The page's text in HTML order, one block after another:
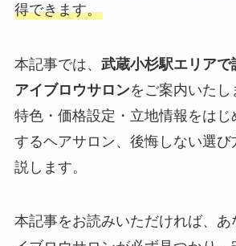
得できます。
本記事では、 武蔵小杉駅エリア
アイブロウサロンをご案内いた
特色・価格設定・立地情報をはじ
するヘアサロン、後悔しない選
説します。
本記事をお読みいただければ、あ